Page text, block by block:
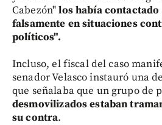
Cabezón"los había
falsamente en situaciones
políticos".
Incluso, el fiscal del caso
senador Velasco instauró una
que señalaba que un grupo de
desmovilizados estaban
su contra.